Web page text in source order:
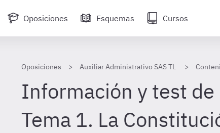
Oposiciones Esquemas Cursos
Oposiciones Auxiliar Administrativo SAS TL
Información y test de
Tema 1. La